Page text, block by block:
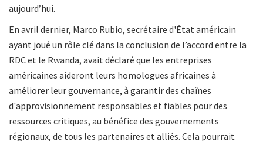
aujourd’hui.
En avril dernier, Marco Rubio, secrétaire d'État américain
ayant joué un rôle clé dans la conclusion de l’accord entre la
RDC et le Rwanda, avait déclaré que les entreprises
américaines aideront leurs homologues africaines à
améliorer leur gouvernance, à garantir des chaînes
d'approvisionnement responsables et fiables pour des
ressources critiques, au bénéfice des gouvernements
régionaux, de tous les partenaires et alliés. Cela pourrait